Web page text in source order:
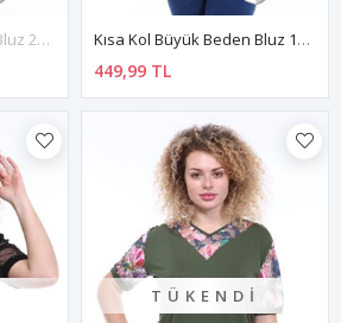
Kısa Kol Büyük Beden Bluz 2D-1788 Kısa Kol Büyük Beden Bluz 1D-1786
449,99 TL
TÜKENDI